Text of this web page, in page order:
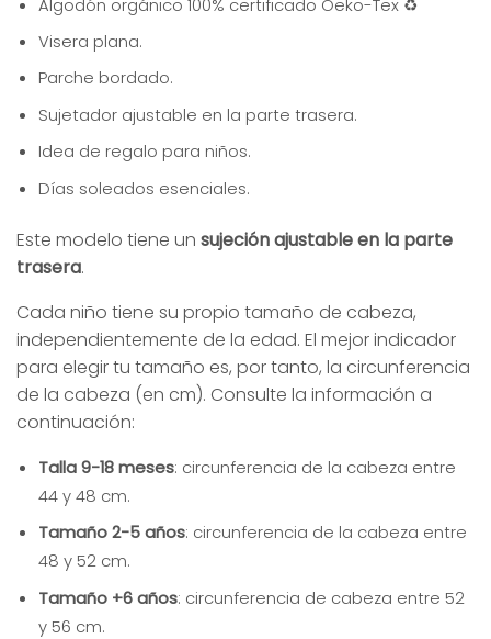
Visera plana.
Parche bordado.
Sujetador ajustable en la parte trasera.
Idea de regalo para niños.
Días soleados esenciales.
Este modelo tiene un sujeción ajustable en la parte
trasera.
Cada niño tiene su propio tamaño de cabeza,
independientemente de la edad. El mejor indicador
para elegir tu tamaño es, por tanto, la circunferencia
de la cabeza (en cm). Consulte la información a
continuación:
Talla 9-18 meses: circunferencia de la cabeza entre
44 y 48 cm.
Tamaño 2-5 años: circunferencia de la cabeza entre
48 y 52 cm.
Tamaño +6 años: circunferencia de cabeza entre 52
y 56 cm.